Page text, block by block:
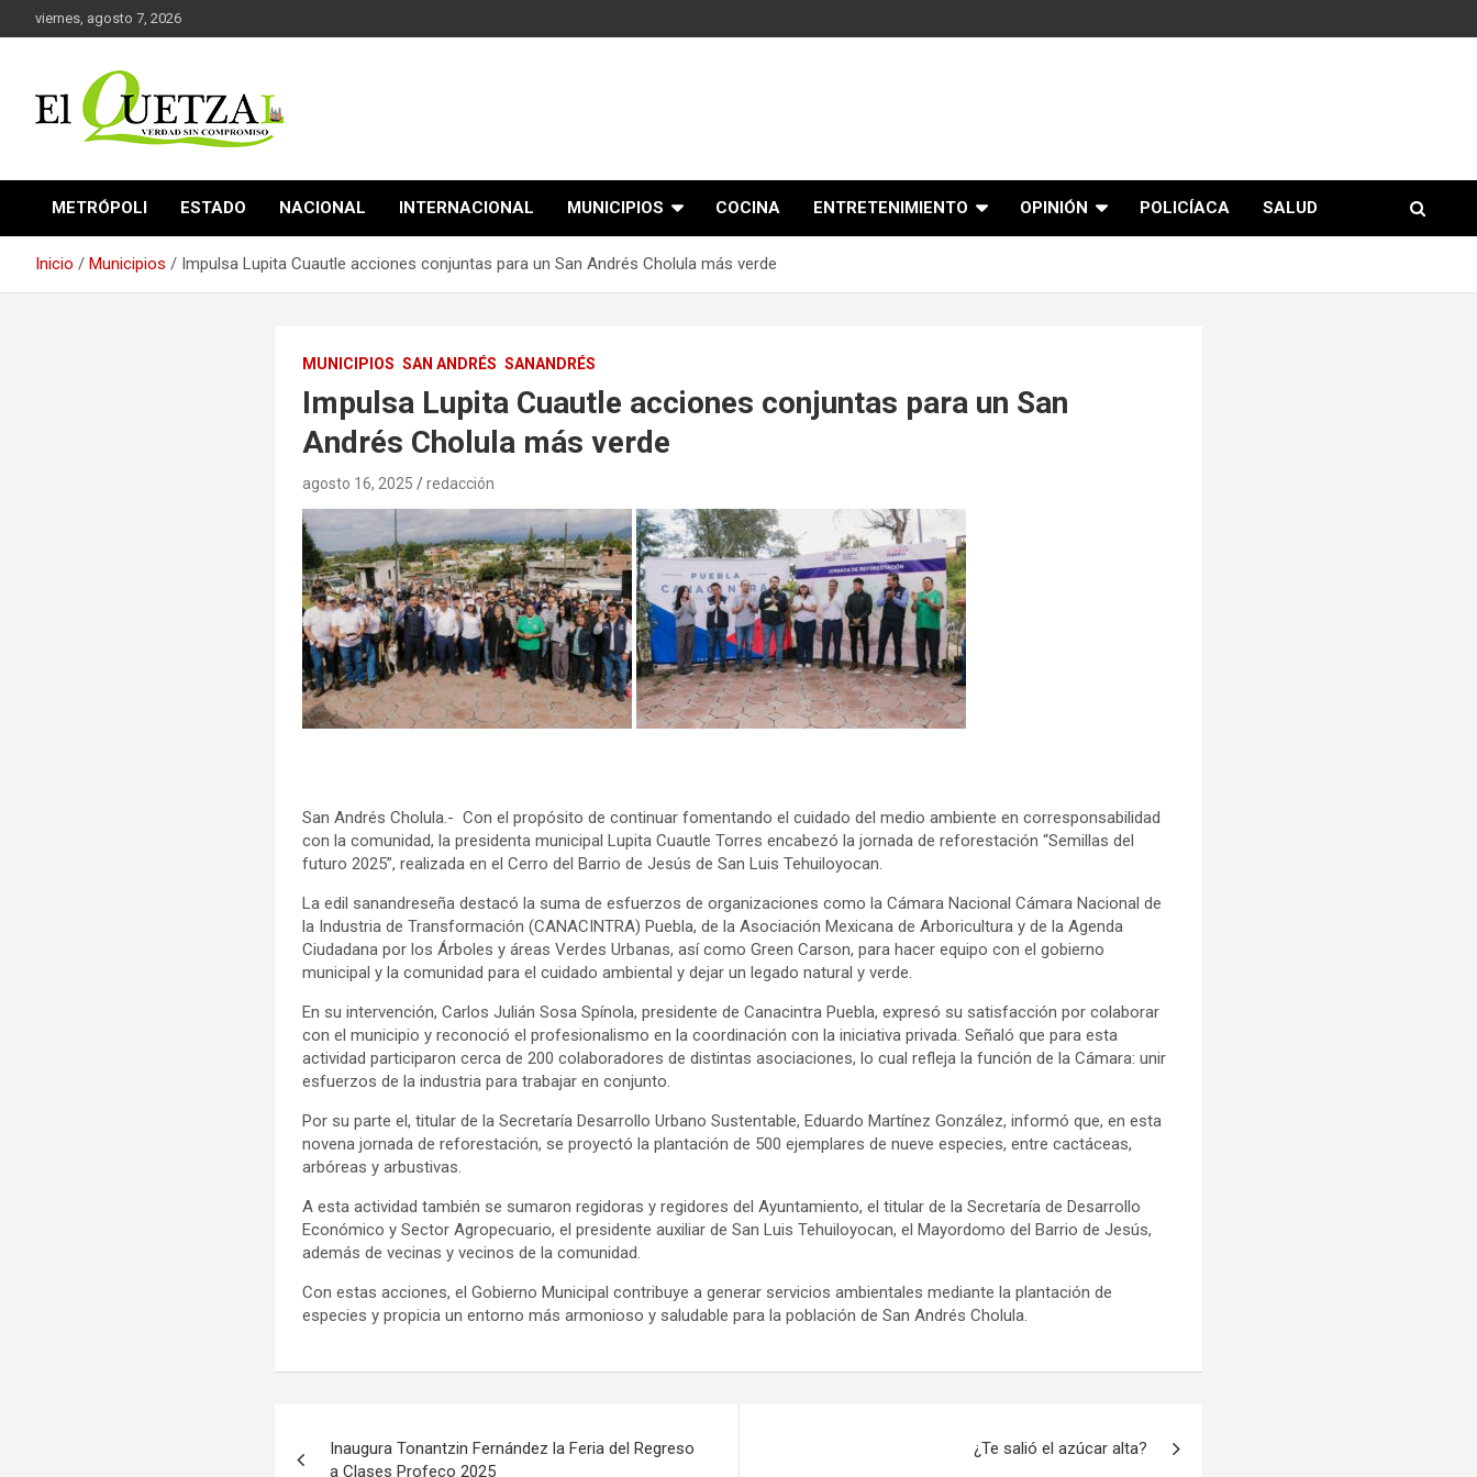
al
viernes, agosto 7, 2026
El Quetzal de Cholula
METRÓPOLI ESTADO NACIONAL INTERNACIONAL MUNICIPIOS COCINA ENTRETENIMIENTO OPINIÓN POLICÍACA SALUD
Inicio Municipios Impulsa Lupita Cuautle acciones conjuntas para un San Andrés Cholula más verde
MUNICIPIOS SAN ANDRÉS SANANDRÉS
Impulsa Lupita Cuautle acciones conjuntas para un San
Andrés Cholula más verde
agosto 16, 2025 redacción
San Andrés Cholula.- Con el propósito de continuar fomentando el cuidado del medio ambiente en corresponsabilidad
con la comunidad, la presidenta municipal Lupita Cuautle Torres encabezó la jornada de reforestación “Semillas del
futuro 2025”, realizada en el Cerro del Barrio de Jesús de San Luis Tehuiloyocan.
La edil sanandreseña destacó la suma de esfuerzos de organizaciones como la Cámara Nacional Cámara Nacional de
la Industria de Transformación (CANACINTRA) Puebla, de la Asociación Mexicana de Arboricultura y de la Agenda
Ciudadana por los Árboles y áreas Verdes Urbanas, así como Green Carson, para hacer equipo con el gobierno
municipal y la comunidad para el cuidado ambiental y dejar un legado natural y verde.
En su intervención, Carlos Julián Sosa Spínola, presidente de Canacintra Puebla, expresó su satisfacción por colaborar
con el municipio y reconoció el profesionalismo en la coordinación con la iniciativa privada. Señaló que para esta
actividad participaron cerca de 200 colaboradores de distintas asociaciones, lo cual refleja la función de la Cámara: unir
esfuerzos de la industria para trabajar en conjunto.
Por su parte el, titular de la Secretaría Desarrollo Urbano Sustentable, Eduardo Martínez González, informó que, en esta
novena jornada de reforestación, se proyectó la plantación de 500 ejemplares de nueve especies, entre cactáceas,
arbóreas y arbustivas.
A esta actividad también se sumaron regidoras y regidores del Ayuntamiento, el titular de la Secretaría de Desarrollo
Económico y Sector Agropecuario, el presidente auxiliar de San Luis Tehuiloyocan, el Mayordomo del Barrio de Jesús,
además de vecinas y vecinos de la comunidad.
Con estas acciones, el Gobierno Municipal contribuye a generar servicios ambientales mediante la plantación de
especies y propicia un entorno más armonioso y saludable para la población de San Andrés Cholula.
Inaugura Tonantzin Fernández la Feria del Regreso
a Clases Profeco 2025
¿Te salió el azúcar alta?